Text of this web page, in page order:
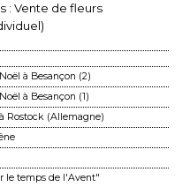
: Vente de fleurs
à Besançon (2)
à Besançon (1)
Rostock (Allemagne)
le temps de l'Avent"